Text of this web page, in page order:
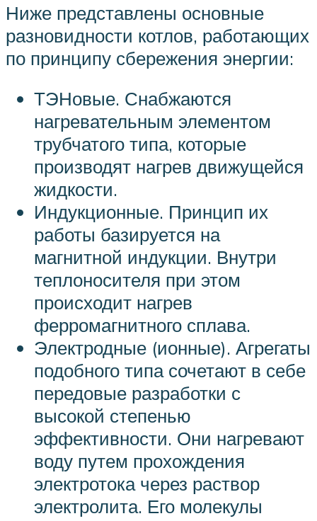
Ниже представлены основные
разновидности котлов, работающих
по принципу сбережения энергии:
ТЭНовые. Снабжаются
нагревательным элементом
трубчатого типа, которые
производят нагрев движущейся
жидкости.
Индукционные. Принцип их
работы базируется на
магнитной индукции. Внутри
теплоносителя при этом
происходит нагрев
ферромагнитного сплава.
Электродные (ионные). Агрегаты
подобного типа сочетают в себе
передовые разработки с
высокой степенью
эффективности. Они нагревают
воду путем прохождения
электротока через раствор
электролита. Его молекулы